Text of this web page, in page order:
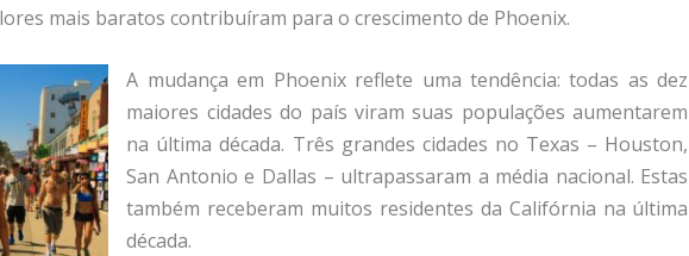
mais baratos contribuíram para o crescimento de Phoenix.
A mudança em Phoenix reflete uma tendência: todas as dez
maiores cidades do país viram suas populações aumentarem
na última década. Três grandes cidades no Texas – Houston,
San Antonio e Dallas – ultrapassaram a média nacional. Estas
também receberam muitos residentes da Califórnia na última
década.